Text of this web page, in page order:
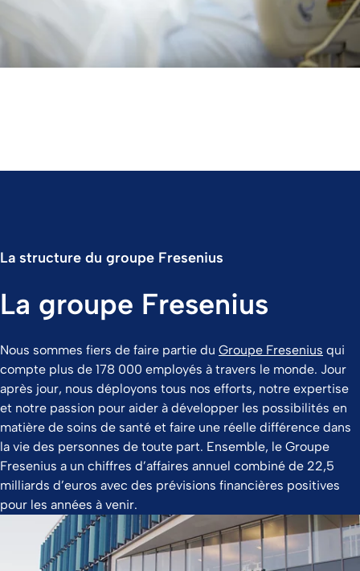
La structure du groupe Fresenius
La groupe Fresenius
Nous sommes fiers de faire partie du Groupe Fresenius qui
compte plus de 178 000 employés à travers le monde. Jour
après jour, nous déployons tous nos efforts, notre expertise
et notre passion pour aider à développer les possibilités en
matière de soins de santé et faire une réelle différence dans
la vie des personnes de toute part. Ensemble, le Groupe
Fresenius a un chiffres d’affaires annuel combiné de 22,5
milliards d’euros avec des prévisions financières positives
pour les années à venir.